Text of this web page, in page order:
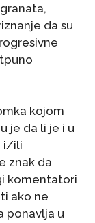
da su
kojom
je da li je i u
i/ili
znak da
komentatori
ako ne
ponavlja u